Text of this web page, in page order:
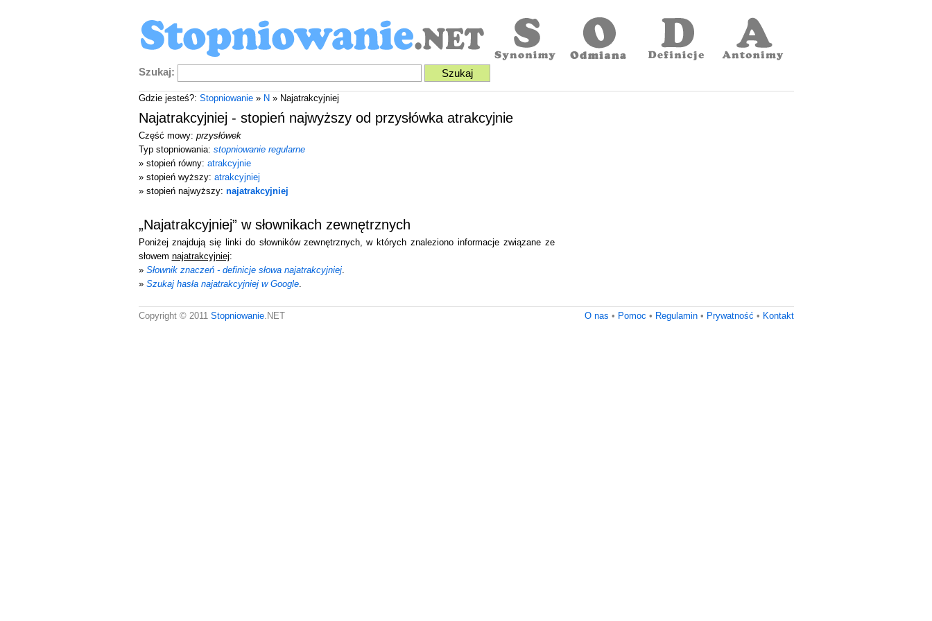
Szukaj:
Gdzie jesteś?: Stopniowanie» N » Najatrakcyjniej
Najatrakcyjniej - stopień najwyższy od przysłówka atrakcyjnie
Część mowy: przysłówek
Typ stopniowania: stopniowanie regularne
» stopień równy: atrakcyjnie
» stopień wyższy: atrakcyjniej
» stopień najwyższy: najatrakcyjniej
„Najatrakcyjniej” w słownikach zewnętrznych
Poniżej znajdują się linki do słowników zewnętrznych, w których znaleziono informacje związane ze
słowem najatrakcyjniej:
» Słownik znaczeń - definicje słowa najatrakcyjniej.
» Szukaj hasła najatrakcyjniej w Google.
O nas • Pomoc • Regulamin• Prywatność • Kontakt
Copyright © 2011 Stopniowanie.NET